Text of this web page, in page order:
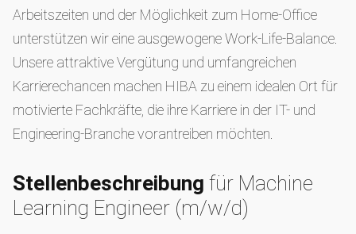
Arbeitszeiten und der Möglichkeit zum Home-Office
unterstützen wir eine ausgewogene Work-Life-Balance.
Unsere attraktive Vergütung und umfangreichen
Karrierechancen machen HIBA zu einem idealen Ort für
motivierte Fachkräfte, die ihre Karriere in der IT- und
Engineering-Branche vorantreiben möchten.
Stellenbeschreibung für Machine
Learning Engineer (m/w/d)